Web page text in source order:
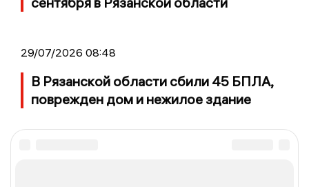
29/07/2026 08:48
В Рязанской области сбили 45 БПЛА,
поврежден дом и нежилое здание